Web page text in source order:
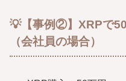
💡【事例②】XRPで
（会社員の場合）